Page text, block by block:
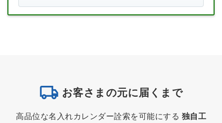
お客さまの元に届くまで
高品位な名入れカレンダー詮索を可能にする 独自工